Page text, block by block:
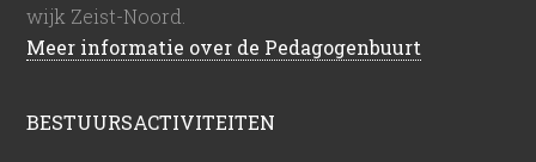
wijk Zeist-Noord.
Meer informatie over de Pedagogenbuurt
BESTUURSACTIVITEITEN